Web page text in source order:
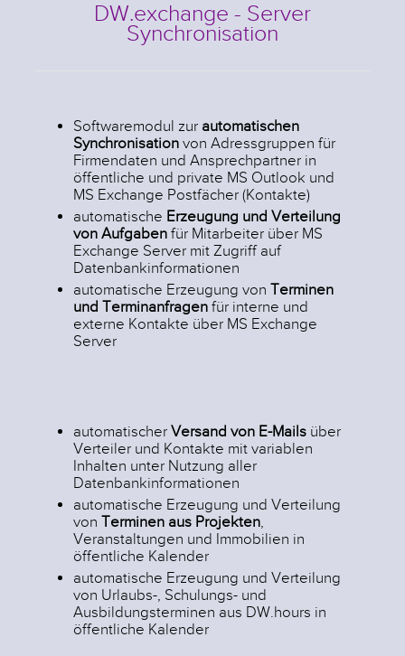
DW.exchange - Server
Synchronisation
Softwaremodul zur automatischen
Synchronisationvon Adressgruppen für
Firmendaten und Ansprechpartner in
öffentliche und private MS Outlook und
MS Exchange Postfächer (Kontakte)
automatische Erzeugung und Verteilung
von Aufgabenfür Mitarbeiter über MS
Exchange Server mit Zugriff auf
Datenbankinformationen
automatische Erzeugung von Terminen
und Terminanfragenfür interne und
externe Kontakte über MS Exchange
Server
automatischerVersand von E-Mailsüber
Verteiler und Kontakte mit variablen
Inhalten unter Nutzung aller
Datenbankinformationen
automatische Erzeugung und Verteilung
von Terminen aus Projekten,
Veranstaltungen und Immobilien in
öffentliche Kalender
automatische Erzeugung und Verteilung
von Urlaubs-, Schulungs- und
Ausbildungsterminen aus DW.hours in
öffentliche Kalender